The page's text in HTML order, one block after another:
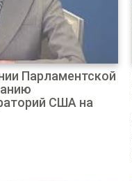
Парламентской
США на